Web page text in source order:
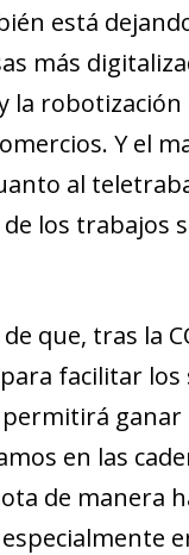
está
más
la
Y el
al
de los
que, tras la
facilitar los
en las
de manera